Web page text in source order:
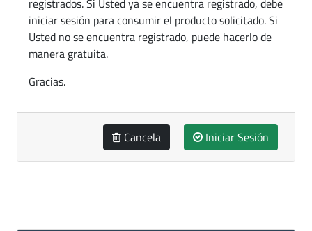
iniciar sesión para consumir el producto solicitado. Si
Usted no se encuentra registrado, puede hacerlo de
manera gratuita.
Gracias.
Cancela Iniciar Sesión